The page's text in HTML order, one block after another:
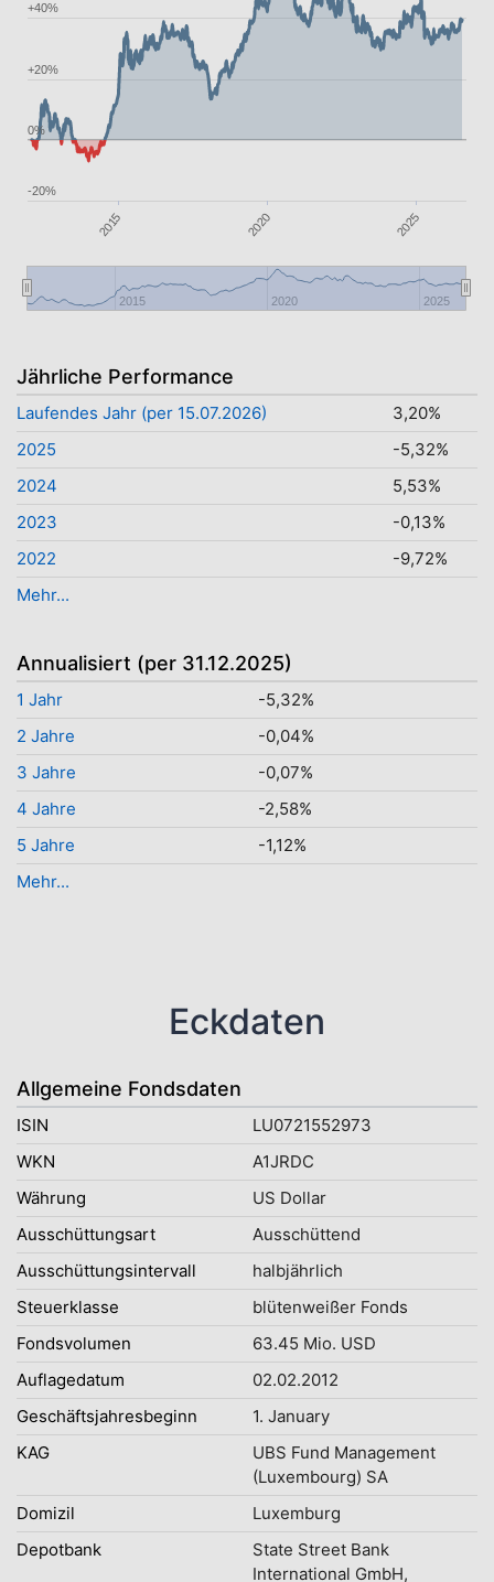
2015 2020 2025
2015 2020 2025
-20%
0%
+20%
+40%
Jährliche Performance
Laufendes Jahr (per 15.07.2026)
3,20%
2025
-5,32%
2024
5,53%
2023
-0,13%
2022
-9,72%
Mehr...
Annualisiert (per 31.12.2025)
1 Jahr
-5,32%
2 Jahre
-0,04%
3 Jahre
-0,07%
4 Jahre
-2,58%
5 Jahre
-1,12%
Mehr...
Eckdaten
Allgemeine Fondsdaten
ISIN
LU0721552973
WKN
A1JRDC
Währung
US Dollar
Ausschüttungsart
Ausschüttend
Ausschüttungsintervall
halbjährlich
Steuerklasse
blütenweißer Fonds
Fondsvolumen
63.45 Mio. USD
Auflagedatum
02.02.2012
Geschäftsjahresbeginn
1. January
KAG
UBS Fund Management
(Luxembourg) SA
Domizil
Luxemburg
Depotbank
State Street Bank
International GmbH,